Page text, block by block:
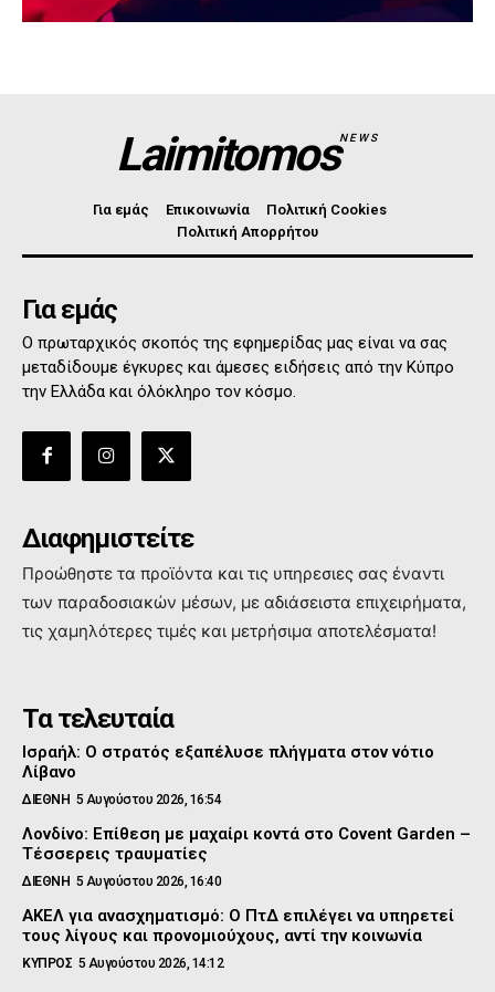
LaimitomosNEWS
Για εμάς Επικοινωνία
Πολιτική Cookies
Πολιτική Απορρήτου
Για εμάς
Ο πρωταρχικός σκοπός της εφημερίδας μας είναι να σας
μεταδίδουμε έγκυρες και άμεσες ειδήσεις από την Κύπρο
την Ελλάδα και όλόκληρο τον κόσμο.
Διαφημιστείτε
Προώθηστε τα προϊόντα και τις υπηρεσιες σας έναντι
των παραδοσιακών μέσων, με αδιάσειστα επιχειρήματα,
τις χαμηλότερες τιμές και μετρήσιμα αποτελέσματα!
Τα τελευταία
Ισραήλ: Ο στρατός εξαπέλυσε πλήγματα στον νότιο
Λίβανο
ΔΙΕΘΝΗ 5 Αυγούστου 2026, 16:54
Λονδίνο: Επίθεση με μαχαίρι κοντά στο Covent Garden –
Τέσσερεις τραυματίες
ΔΙΕΘΝΗ 5 Αυγούστου 2026, 16:40
ΑΚΕΛ για ανασχηματισμό: Ο ΠτΔ επιλέγει να υπηρετεί
τους λίγους και προνομιούχους, αντί την κοινωνία
ΚΥΠΡΟΣ 5 Αυγούστου 2026, 14:12